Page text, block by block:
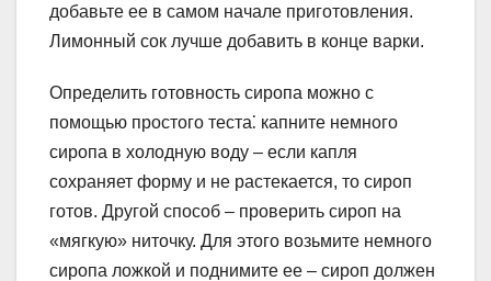
добавьте ее в самом начале приготовления.
Лимонный сок лучше добавить в конце варки.
Определить готовность сиропа можно с
помощью простого теста⁚ капните немного
сиропа в холодную воду – если капля
сохраняет форму и не растекается, то сироп
готов. Другой способ – проверить сироп на
«мягкую» ниточку. Для этого возьмите немного
сиропа ложкой и поднимите ее – сироп должен